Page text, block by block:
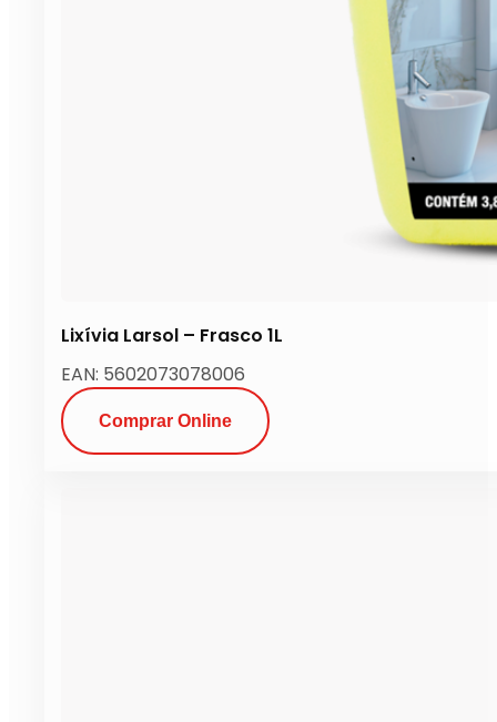
Lixívia Larsol – Frasco 1L
EAN: 5602073078006
Comprar Online